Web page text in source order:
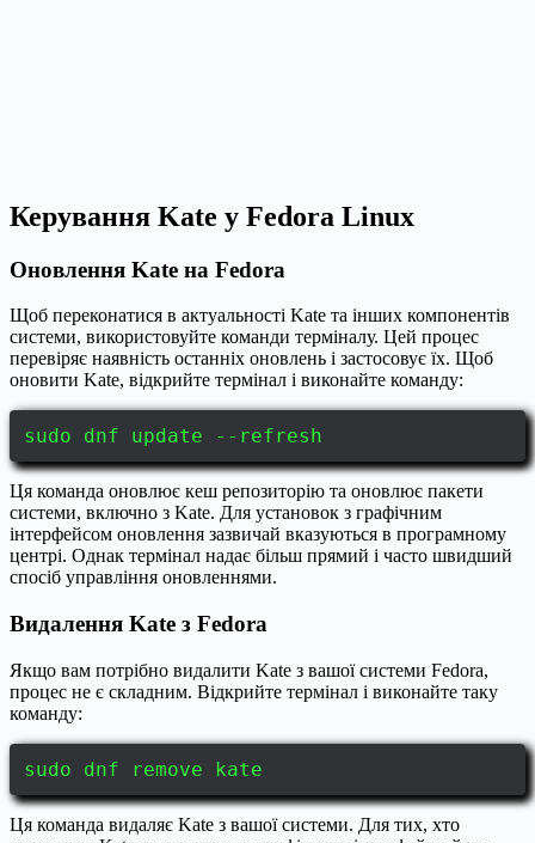
Керування Kate у Fedora Linux
Оновлення Kate на Fedora
Щоб переконатися в актуальності Kate та інших компонентів
системи, використовуйте команди терміналу. Цей процес
перевіряє наявність останніх оновлень і застосовує їх. Щоб
оновити Kate, відкрийте термінал і виконайте команду:
sudo dnf update --refresh
Ця команда оновлює кеш репозиторію та оновлює пакети
системи, включно з Kate. Для установок з графічним
інтерфейсом оновлення зазвичай вказуються в програмному
центрі. Однак термінал надає більш прямий і часто швидший
спосіб управління оновленнями.
Видалення Kate з Fedora
Якщо вам потрібно видалити Kate з вашої системи Fedora,
процес не є складним. Відкрийте термінал і виконайте таку
команду:
sudo dnf remove kate
Ця команда видаляє Kate з вашої системи. Для тих, хто